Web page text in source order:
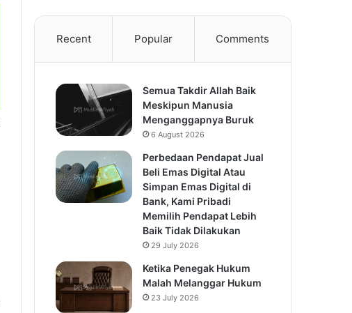
Recent Popular Comments
Semua Takdir Allah Baik
Meskipun Manusia
Menganggapnya Buruk
6 August 2026
Perbedaan Pendapat Jual
Beli Emas Digital Atau
Simpan Emas Digital di
Bank, Kami Pribadi
Memilih Pendapat Lebih
Baik Tidak Dilakukan
29 July 2026
Ketika Penegak Hukum
Malah Melanggar Hukum
23 July 2026